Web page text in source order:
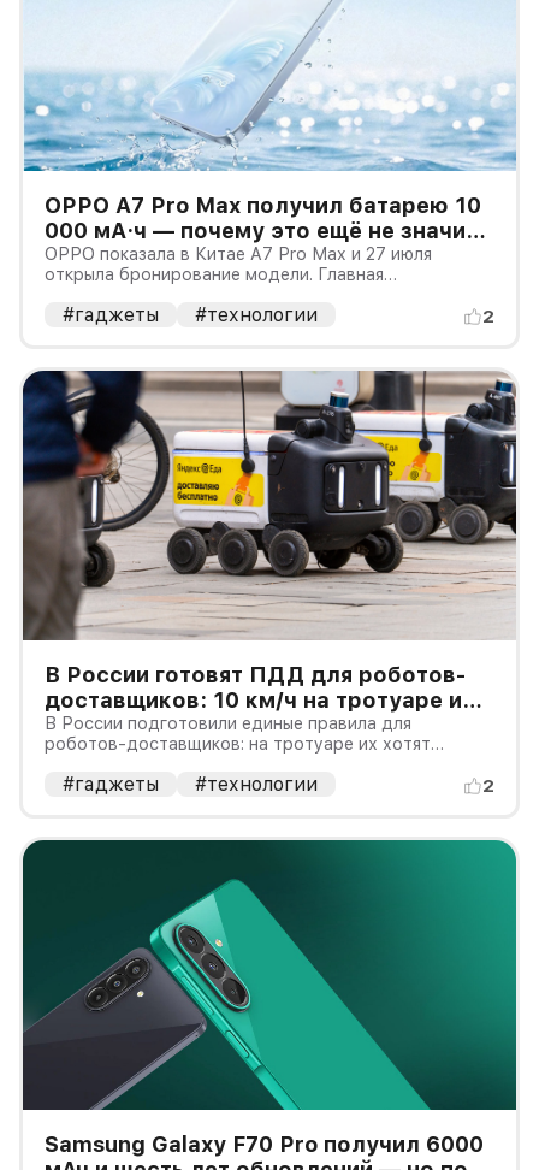
OPPO A7 Pro Max получил батарею 10
000 мА·ч — почему это ещё не значит
вдвое большую автономность
OPPO показала в Китае A7 Pro Max и 27 июля
открыла бронирование модели. Главная
10 000 мА·ч с проводной зарядкой 80 Вт. Это
#гаджеты #технологии 2
В России готовят ПДД для роботов-
доставщиков: 10 км/ч на тротуаре и
приоритет пешеходов
В России подготовили единые правила для
роботов-доставщиков: на тротуаре их хотят
6 км/ч, а на велодорожке — 25 км/ч. Пешеход
#гаджеты #технологии 2
Samsung Galaxy F70 Pro получил 6000